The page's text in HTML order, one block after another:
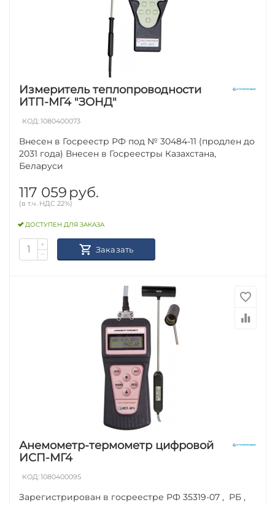
Измеритель теплопроводности
ИТП-МГ4 "ЗОНД"
КОД:1080400073
Внесен в Госреестр РФ под № 30484-11 (продлен до
2031 года) Внесен в Госреестры Казахстана,
Беларуси
117 059 руб.
(в т.ч. НДС 22%)
ДОСТУПЕН ДЛЯ ЗАКАЗА
+
−
Заказать
Анемометр-термометр цифровой
ИСП-МГ4
КОД:1080400095
Зарегистрирован в госреестре РФ 35319-07 , РБ ,